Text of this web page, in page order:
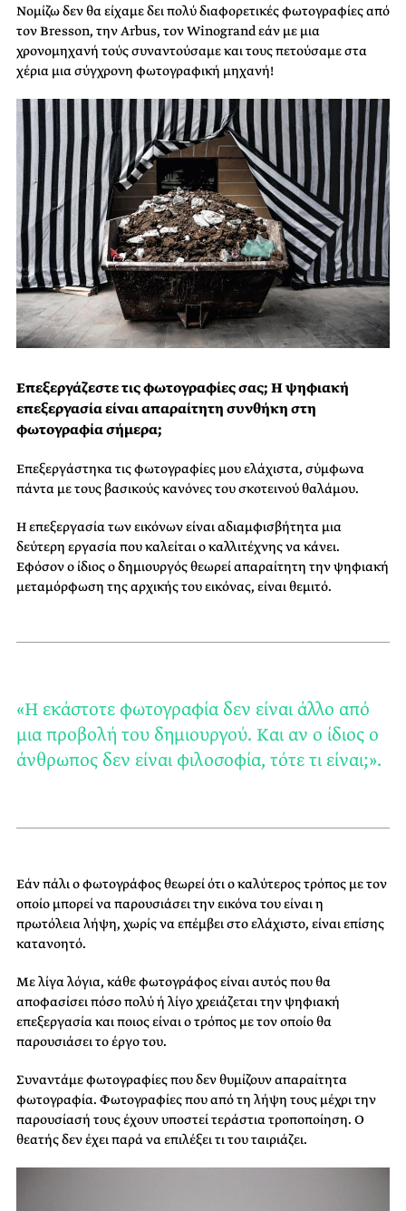
Νομίζω δεν θα είχαμε δει πολύ διαφορετικές φωτογραφίες από
τον Bresson, την Arbus, τον Winogrand εάν με μια
χρονομηχανή τούς συναντούσαμε και τους πετούσαμε στα
χέρια μια σύγχρονη φωτογραφική μηχανή!
Επεξεργάζεστε τις φωτογραφίες σας; Η ψηφιακή
επεξεργασία είναι απαραίτητη συνθήκη στη
φωτογραφία σήμερα;
Επεξεργάστηκα τις φωτογραφίες μου ελάχιστα, σύμφωνα
πάντα με τους βασικούς κανόνες του σκοτεινού θαλάμου.
Η επεξεργασία των εικόνων είναι αδιαμφισβήτητα μια
δεύτερη εργασία που καλείται ο καλλιτέχνης να κάνει.
Εφόσον ο ίδιος ο δημιουργός θεωρεί απαραίτητη την ψηφιακή
μεταμόρφωση της αρχικής του εικόνας, είναι θεμιτό.
«Η εκάστοτε φωτογραφία δεν είναι άλλο από
μια προβολή του δημιουργού. Και αν ο ίδιος ο
άνθρωπος δεν είναι φιλοσοφία, τότε τι είναι;».
Εάν πάλι ο φωτογράφος θεωρεί ότι ο καλύτερος τρόπος με τον
οποίο μπορεί να παρουσιάσει την εικόνα του είναι η
πρωτόλεια λήψη, χωρίς να επέμβει στο ελάχιστο, είναι επίσης
κατανοητό.
Με λίγα λόγια, κάθε φωτογράφος είναι αυτός που θα
αποφασίσει πόσο πολύ ή λίγο χρειάζεται την ψηφιακή
επεξεργασία και ποιος είναι ο τρόπος με τον οποίο θα
παρουσιάσει το έργο του.
Συναντάμε φωτογραφίες που δεν θυμίζουν απαραίτητα
φωτογραφία. Φωτογραφίες που από τη λήψη τους μέχρι την
παρουσίασή τους έχουν υποστεί τεράστια τροποποίηση. Ο
θεατής δεν έχει παρά να επιλέξει τι του ταιριάζει.